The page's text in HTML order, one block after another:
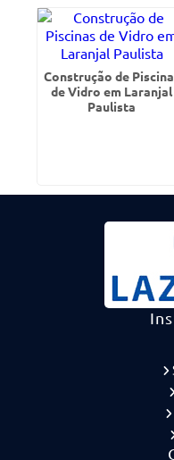
Construção de
de Vidro em Laranjal
Paulista